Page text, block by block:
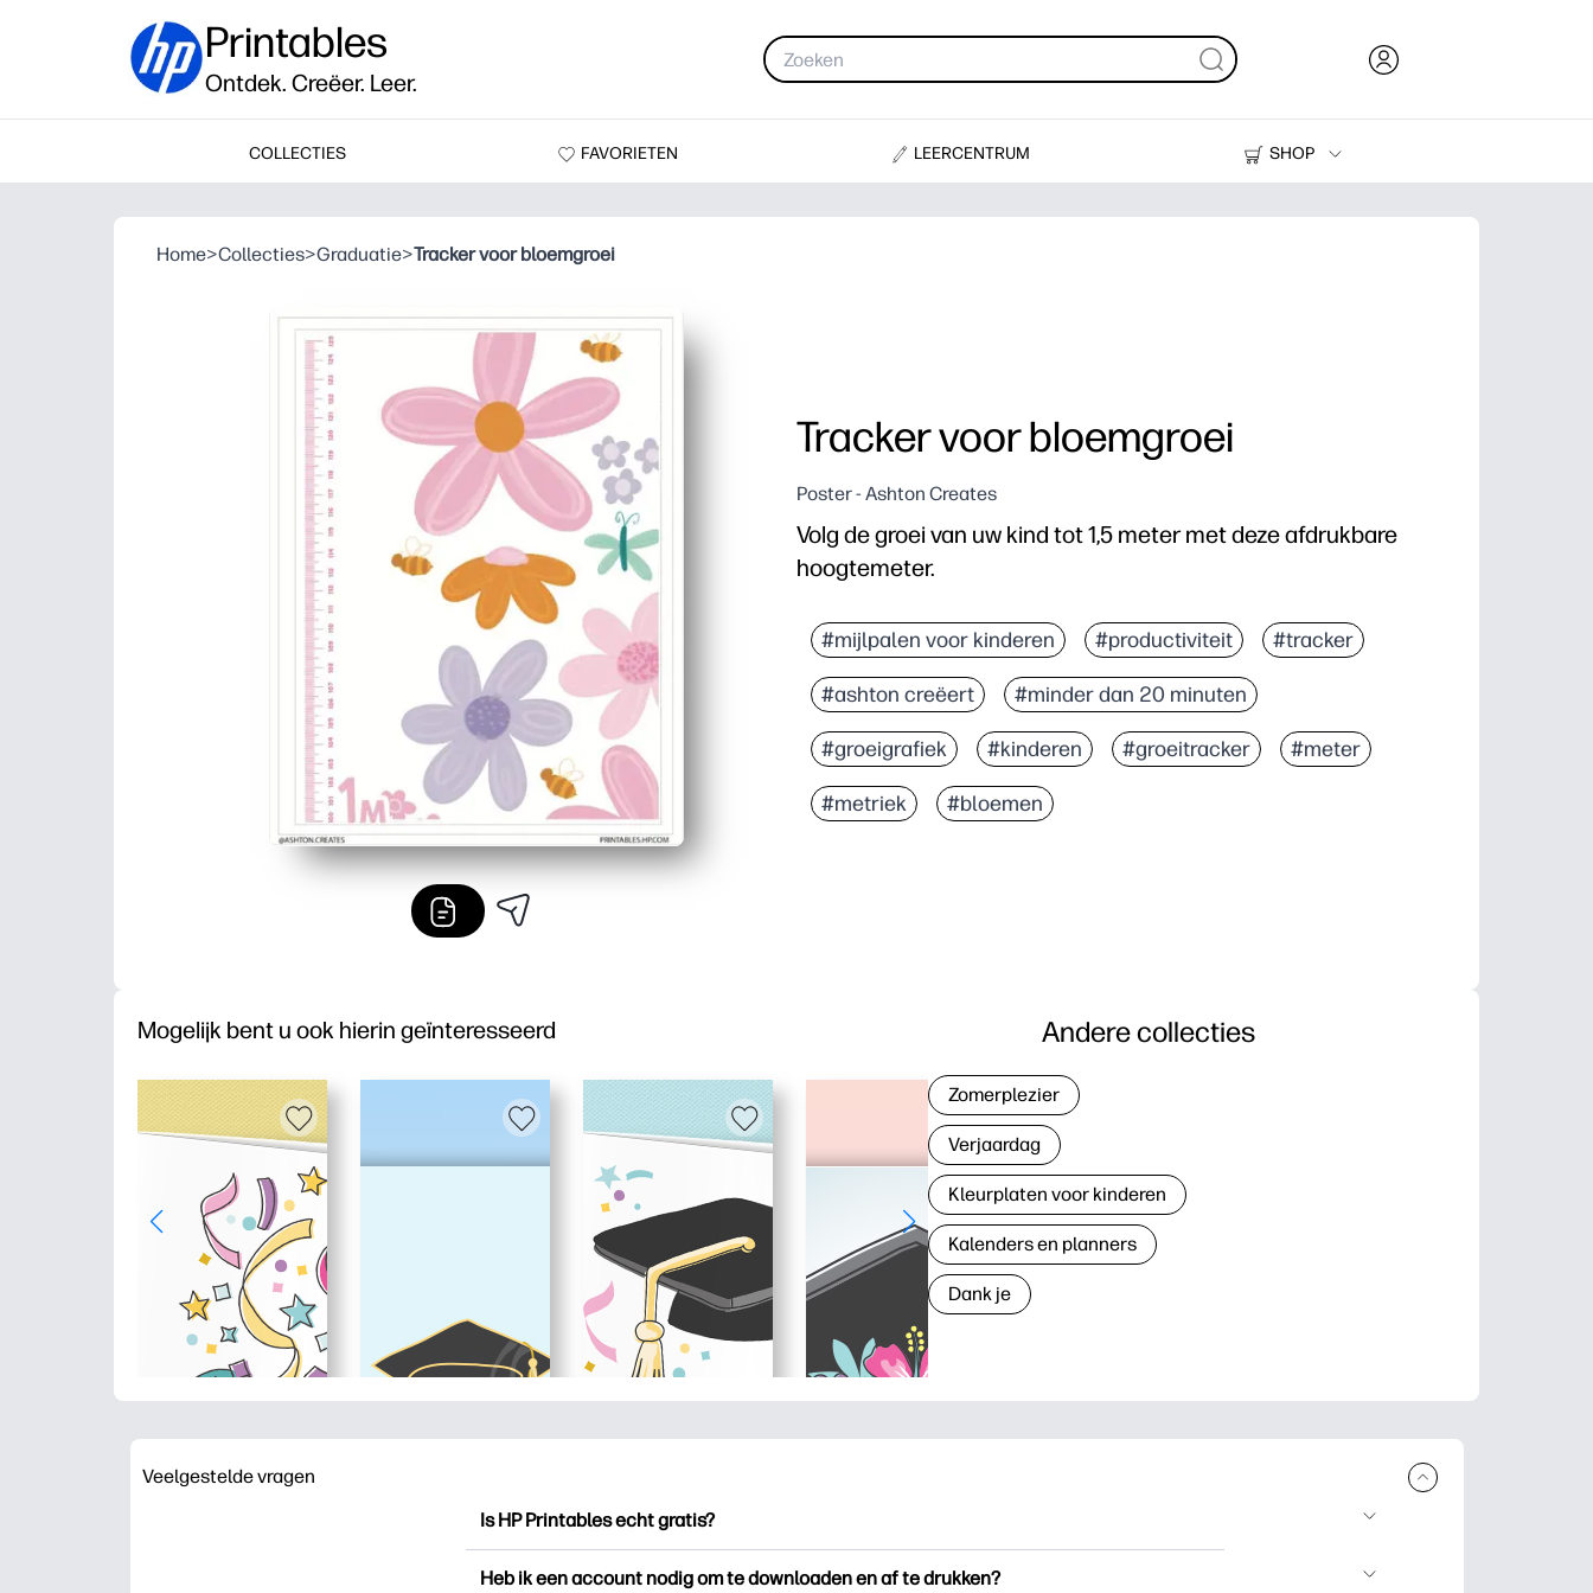
Printables
Ontdek. Creëer. Leer.
COLLECTIES FAVORIETEN LEERCENTRUM
SHOP
Printers
Home>Collecties>Graduatie>Tracker voor bloemgroei
Tracker voor bloemgroei
Poster - Ashton Creates
Volg de groei van uw kind tot 1,5 meter met deze afdrukbare
hoogtemeter.
#mijlpalen voor kinderen #productiviteit #tracker
#ashton creëert #minder dan 20 minuten
#groeigrafiek #kinderen #groeitracker #meter
#metriek #bloemen
Mogelijk bent u ook hierin geïnteresseerd Andere collecties
Zomerplezier
Verjaardag
Kleurplaten voor kinderen
Kalenders en planners
Dank je
Veelgestelde vragen
Is HP Printables echt gratis?
Heb ik een account nodig om te downloaden en af te drukken?